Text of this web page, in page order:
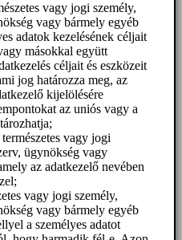
vagy jogi személy,
vagy bármely egyéb
adatok kezelésének céljait
másokkal együtt
céljait és eszközeit
jog határozza meg, az
kijelölésére
az uniós vagy a
természetes vagy jogi
ügynökség vagy
az adatkezelő nevében
vagy jogi személy,
vagy bármely egyéb
a személyes adatot